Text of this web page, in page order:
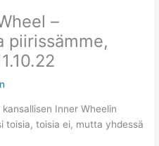
–
piirissämme,
Inner Wheelin
toisia, toisia ei, mutta yhdessä